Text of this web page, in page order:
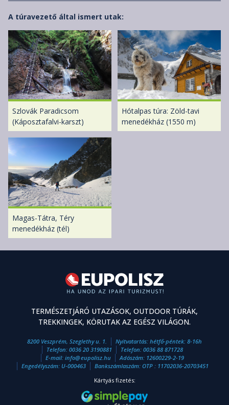
A túravezető által ismert utak:
Szlovák Paradicsom
(Káposztafalvi-karszt)
Hótalpas túra: Zöld-tavi
menedékház (1550 m)
Magas-Tátra, Téry
menedékház (tél)
TERMÉSZETJÁRÓ UTAZÁSOK, OUTDOOR TÚRÁK,
TREKKINGEK, KÖRUTAK AZ EGÉSZ VILÁGON.
8200 Veszprém, Szeglethy u. 1.
Nyitvatartás: hétfő-péntek: 8-16h
Telefon: 0036 20 3190881 Telefon: 0036 88 871728
E-mail: info@eupolisz.hu
Adószám: 12600229-2-19
Engedélyszám: U-000463
Bankszámlaszám: OTP : 11702036-20703451
Kártyás fizetés: